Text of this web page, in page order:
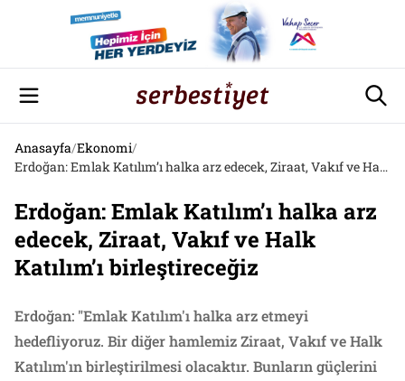
Anasayfa/Ekonomi/
Erdoğan: Emlak Katılım’ı halka arz edecek, Ziraat, Vakıf ve Halk Katılım’ı birleştireceğiz
Erdoğan: Emlak Katılım’ı halka arz
edecek, Ziraat, Vakıf ve Halk
Katılım’ı birleştireceğiz
Erdoğan: "Emlak Katılım'ı halka arz etmeyi
hedefliyoruz. Bir diğer hamlemiz Ziraat, Vakıf ve Halk
Katılım'ın birleştirilmesi olacaktır. Bunların güçlerini